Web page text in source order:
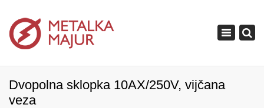
Toggle
Dvopolna sklopka 10AX/250V, vijčana
veza